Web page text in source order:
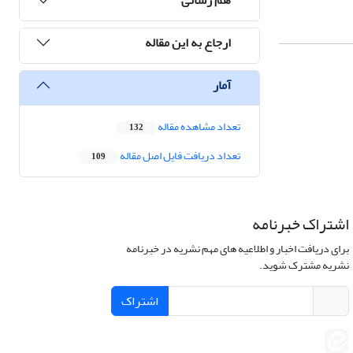
ارجاع به این مقاله
آمار
تعداد مشاهده مقاله 132
تعداد دریافت فایل اصل مقاله 109
اشتراک خبرنامه
برای دریافت اخبار و اطلاعیه های مهم نشریه در خبرنامه
نشریه مشترک شوید.
اشتراک